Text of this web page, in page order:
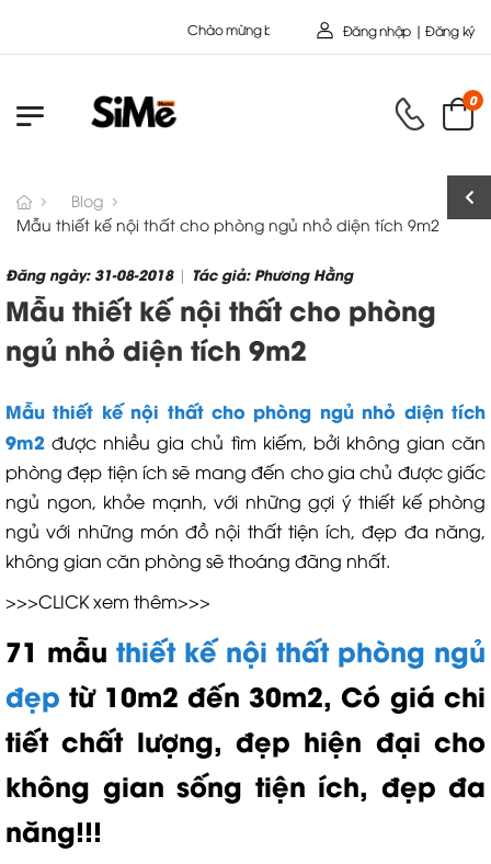
Chào mừng bạn đến với Nội Thất Toàn Cầu - Công ty cổ
Đăng nhập | Đăng ký
0
Blog
Mẫu thiết kế nội thất cho phòng ngủ nhỏ diện tích 9m2
Đăng ngày: 31-08-2018| Tác giả: Phương Hằng
Mẫu thiết kế nội thất cho phòng
ngủ nhỏ diện tích 9m2
Mẫu thiết kế nội thất cho phòng ngủ nhỏ diện tích
9m2 được nhiều gia chủ tìm kiếm, bởi không gian căn
phòng đẹp tiện ích sẽ mang đến cho gia chủ được giấc
ngủ ngon, khỏe mạnh, với những gợi ý thiết kế phòng
ngủ với những món đồ nội thất tiện ích, đẹp đa năng,
không gian căn phòng sẽ thoáng đãng nhất.
>>>CLICK xem thêm>>>
71 mẫu thiết kế nội thất phòng ngủ
đẹp từ 10m2 đến 30m2, Có giá chi
tiết chất lượng, đẹp hiện đại cho
không gian sống tiện ích, đẹp đa
năng!!!